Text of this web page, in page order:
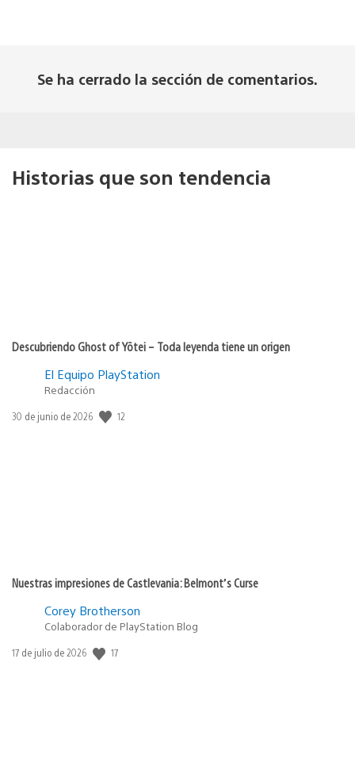
Se ha cerrado la sección de comentarios.
Historias que son tendencia
Descubriendo Ghost of Yōtei – Toda leyenda tiene un origen
El Equipo PlayStation
Redacción
Fecha
30 de junio de 2026 12
Nuestras impresiones de Castlevania: Belmont’s Curse
Corey Brotherson
Colaborador de PlayStation Blog
Fecha
17 de julio de 2026 17